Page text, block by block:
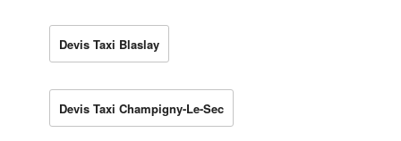
Devis Taxi Blaslay
Devis Taxi Champigny-Le-Sec